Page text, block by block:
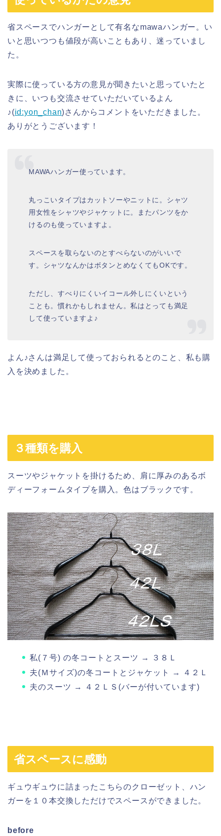
省スペースでハンガーとして有名なmawaハンガー。い
いと思いつつも値段が高いこともあり、迷っていまし
た。
実際に使っている方の意見が聞きたいと思っていたと
きに、いつも交流させていただいているよん
♪(id:yon_chan)さんからコメントをいただきました。
ありがとうございます！
MAWAハンガー使っています。
丸っこいタイプはカットソーやニットに。シャツ
用女性をシャツやジャケットに。またパンツをか
けるのも使っていますよ。
スペースを取らないのとすべらないのがいいで
す。シャツなんかはボタンとめなくてもOKです。
ただし、すべりにくいイコール外しにくいという
ことも。慣れかもしれません。私はとっても満足
して使っていますよ♪
よん♪さんは満足して使っておられるとのこと、私も購
入を決めました。
３種類を購入
スーツやジャケットを掛けるため、肩に厚みのあるボ
ディーフォームタイプを購入。色はブラックです。
私(７号) の冬コートとスーツ → ３８Ｌ
夫(Ｍサイズ)の冬コートとジャケット → ４２Ｌ
夫のスーツ → ４２ＬＳ(バーが付いています)
省スペースに感動
ギュウギュウに詰まったこちらのクローゼット、ハン
ガーを１０本交換しただけでスペースができました。
before